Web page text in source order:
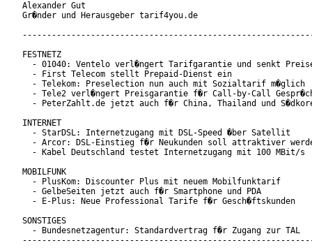
Alexander Gut
Gr�nder und Herausgeber tarif4you.de
FESTNETZ
- 01040: Ventelo verl�ngert Tarifgarantie und senkt
  - First Telecom stellt Prepaid-Dienst ein
  - Telekom: Preselection nun auch mit Sozialtarif m�glich
- Tele2 verl�ngert Preisgarantie f�r Call-by-Call
- PeterZahlt.de jetzt auch f�r China, Thailand und
INTERNET
  - StarDSL: Internetzugang mit DSL-Speed �ber Satellit
- Arcor: DSL-Einstieg f�r Neukunden soll attraktiver
  - Kabel Deutschland testet Internetzugang mit 100 MBit/s
MOBILFUNK
  - PlusKom: Discounter Plus mit neuem Mobilfunktarif
  - GelbeSeiten jetzt auch f�r Smartphone und PDA
  - E-Plus: Neue Professional Tarife f�r Gesch�ftskunden
SONSTIGES
  - Bundesnetzagentur: Standardvertrag f�r Zugang zur TAL